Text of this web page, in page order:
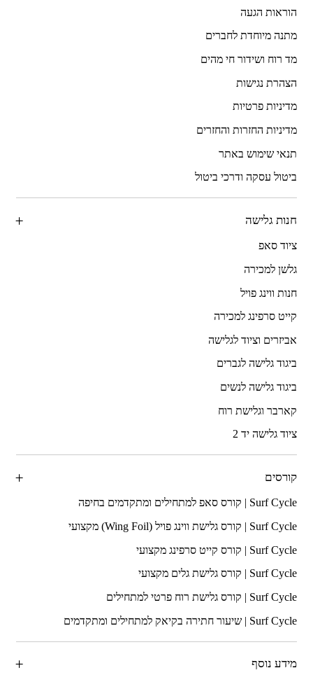
הוראות הגעה
מתנה מיוחדת לחברים
מד רוח ושידור חי מהים
הצהרת נגישות
מדיניות פרטיות
מדיניות החזרות והחזרים
תנאי שימוש באתר
ביטול עסקה ודרכי ביטול
חנות גלישה
ציוד סאפ
גלשן למכירה
חנות ווינג פויל
קייט סרפינג למכירה
אביזרים וציוד לגלישה
ביגוד גלישה לגברים
ביגוד גלישה לנשים
קארבר וגלישת רוח
ציוד גלישה יד 2
קורסים
מידע נוסף